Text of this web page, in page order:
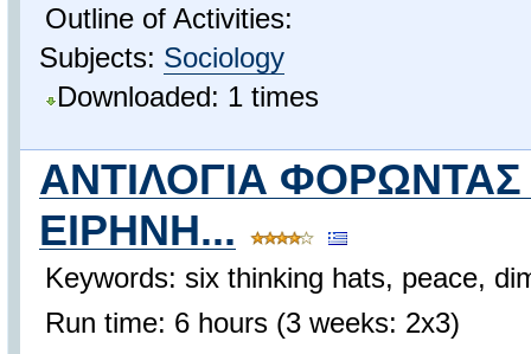
Outline of Activities:
Subjects: Sociology
Downloaded: 1 times
ΑΝΤΙΛΟΓΙΑ
ΕΙΡΗΝΗ...
Keywords: six thinking hats, peace,
Run time: 6 hours (3 weeks: 2x3)